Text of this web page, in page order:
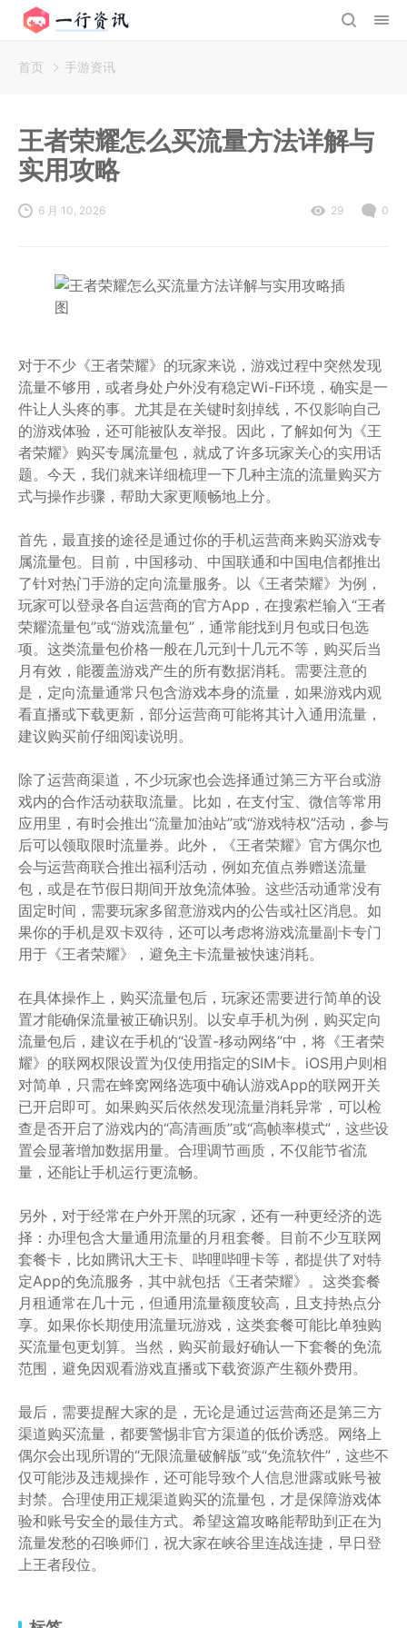
首页 手游资讯
王者荣耀怎么买流量方法详解与
实用攻略
6 月 10, 2026 29 0
对于不少《王者荣耀》的玩家来说，游戏过程中突然发现
流量不够用，或者身处户外没有稳定Wi-Fi环境，确实是一
件让人头疼的事。尤其是在关键时刻掉线，不仅影响自己
的游戏体验，还可能被队友举报。因此，了解如何为《王
者荣耀》购买专属流量包，就成了许多玩家关心的实用话
题。今天，我们就来详细梳理一下几种主流的流量购买方
式与操作步骤，帮助大家更顺畅地上分。
首先，最直接的途径是通过你的手机运营商来购买游戏专
属流量包。目前，中国移动、中国联通和中国电信都推出
了针对热门手游的定向流量服务。以《王者荣耀》为例，
玩家可以登录各自运营商的官方App，在搜索栏输入“王者
荣耀流量包”或“游戏流量包”，通常能找到月包或日包选
项。这类流量包价格一般在几元到十几元不等，购买后当
月有效，能覆盖游戏产生的所有数据消耗。需要注意的
是，定向流量通常只包含游戏本身的流量，如果游戏内观
看直播或下载更新，部分运营商可能将其计入通用流量，
建议购买前仔细阅读说明。
除了运营商渠道，不少玩家也会选择通过第三方平台或游
戏内的合作活动获取流量。比如，在支付宝、微信等常用
应用里，有时会推出“流量加油站”或“游戏特权”活动，参与
后可以领取限时流量券。此外，《王者荣耀》官方偶尔也
会与运营商联合推出福利活动，例如充值点券赠送流量
包，或是在节假日期间开放免流体验。这些活动通常没有
固定时间，需要玩家多留意游戏内的公告或社区消息。如
果你的手机是双卡双待，还可以考虑将游戏流量副卡专门
用于《王者荣耀》，避免主卡流量被快速消耗。
在具体操作上，购买流量包后，玩家还需要进行简单的设
置才能确保流量被正确识别。以安卓手机为例，购买定向
流量包后，建议在手机的“设置-移动网络”中，将《王者荣
耀》的联网权限设置为仅使用指定的SIM卡。iOS用户则相
对简单，只需在蜂窝网络选项中确认游戏App的联网开关
已开启即可。如果购买后依然发现流量消耗异常，可以检
查是否开启了游戏内的“高清画质”或“高帧率模式”，这些设
置会显著增加数据用量。合理调节画质，不仅能节省流
量，还能让手机运行更流畅。
另外，对于经常在户外开黑的玩家，还有一种更经济的选
择：办理包含大量通用流量的月租套餐。目前不少互联网
套餐卡，比如腾讯大王卡、哔哩哔哩卡等，都提供了对特
定App的免流服务，其中就包括《王者荣耀》。这类套餐
月租通常在几十元，但通用流量额度较高，且支持热点分
享。如果你长期使用流量玩游戏，这类套餐可能比单独购
买流量包更划算。当然，购买前最好确认一下套餐的免流
范围，避免因观看游戏直播或下载资源产生额外费用。
最后，需要提醒大家的是，无论是通过运营商还是第三方
渠道购买流量，都要警惕非官方渠道的低价诱惑。网络上
偶尔会出现所谓的“无限流量破解版”或“免流软件”，这些不
仅可能涉及违规操作，还可能导致个人信息泄露或账号被
封禁。合理使用正规渠道购买的流量包，才是保障游戏体
验和账号安全的最佳方式。希望这篇攻略能帮助到正在为
流量发愁的召唤师们，祝大家在峡谷里连战连捷，早日登
上王者段位。